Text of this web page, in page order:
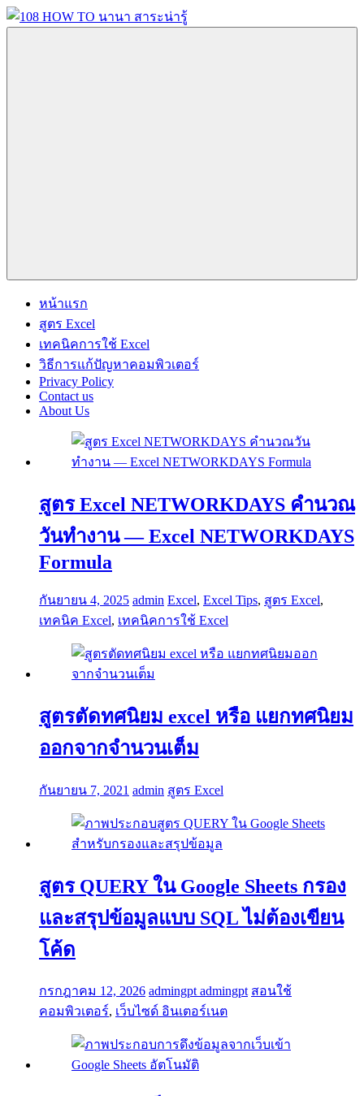
Skip
to
รู้
อื่นๆ
มากมาย
หน้าแรก
สูตร Excel
เทคนิคการใช้ Excel
วิธีการแก้ปัญหาคอมพิวเตอร์
Privacy Policy
Contact us
About Us
สูตร Excel NETWORKDAYS คำนวณ
วันทำงาน — Excel NETWORKDAYS
Formula
กันยายน 4, 2025 admin Excel, Excel Tips, สูตร Excel,
เทคนิค Excel, เทคนิคการใช้ Excel
สูตรตัดทศนิยม excel หรือ แยกทศนิยม
ออกจากจํานวนเต็ม
กันยายน 7, 2021 admin สูตร Excel
สูตร QUERY ใน Google Sheets กรอง
และสรุปข้อมูลแบบ SQL ไม่ต้องเขียน
โค้ด
กรกฎาคม 12, 2026 admingpt admingpt สอนใช้
คอมพิวเตอร์, เว็บไซด์ อินเตอร์เนต